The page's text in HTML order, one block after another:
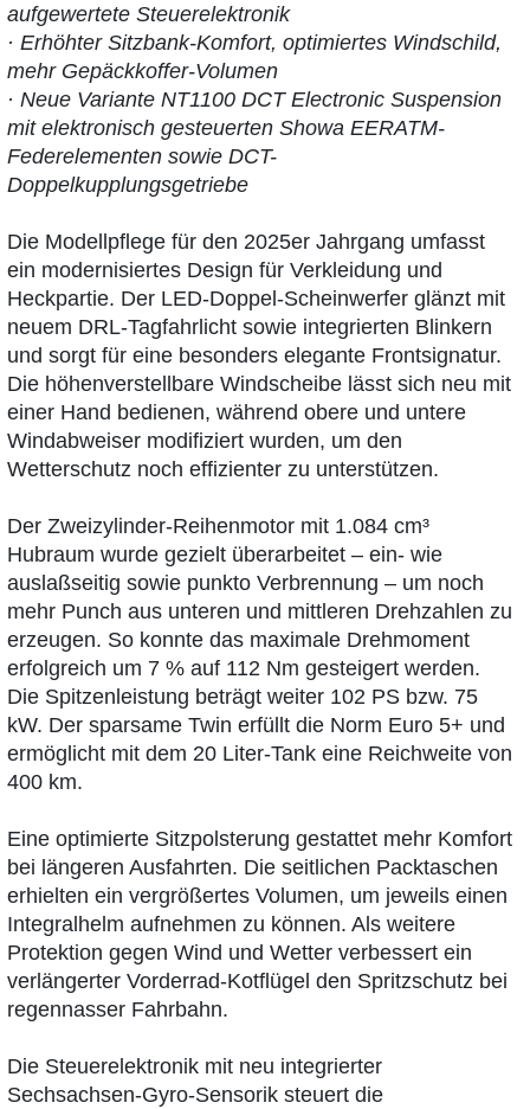
aufgewertete Steuerelektronik
· Erhöhter Sitzbank-Komfort, optimiertes Windschild,
mehr Gepäckkoffer-Volumen
· Neue Variante NT1100 DCT Electronic Suspension
mit elektronisch gesteuerten Showa EERATM-
Federelementen sowie DCT-
Doppelkupplungsgetriebe
Die Modellpflege für den 2025er Jahrgang umfasst
ein modernisiertes Design für Verkleidung und
Heckpartie. Der LED-Doppel-Scheinwerfer glänzt mit
neuem DRL-Tagfahrlicht sowie integrierten Blinkern
und sorgt für eine besonders elegante Frontsignatur.
Die höhenverstellbare Windscheibe lässt sich neu mit
einer Hand bedienen, während obere und untere
Windabweiser modifiziert wurden, um den
Wetterschutz noch effizienter zu unterstützen.
Der Zweizylinder-Reihenmotor mit 1.084 cm³
Hubraum wurde gezielt überarbeitet – ein- wie
auslaßseitig sowie punkto Verbrennung – um noch
mehr Punch aus unteren und mittleren Drehzahlen zu
erzeugen. So konnte das maximale Drehmoment
erfolgreich um 7 % auf 112 Nm gesteigert werden.
Die Spitzenleistung beträgt weiter 102 PS bzw. 75
kW. Der sparsame Twin erfüllt die Norm Euro 5+ und
ermöglicht mit dem 20 Liter-Tank eine Reichweite von
400 km.
Eine optimierte Sitzpolsterung gestattet mehr Komfort
bei längeren Ausfahrten. Die seitlichen Packtaschen
erhielten ein vergrößertes Volumen, um jeweils einen
Integralhelm aufnehmen zu können. Als weitere
Protektion gegen Wind und Wetter verbessert ein
verlängerter Vorderrad-Kotflügel den Spritzschutz bei
regennasser Fahrbahn.
Die Steuerelektronik mit neu integrierter
Sechsachsen-Gyro-Sensorik steuert die